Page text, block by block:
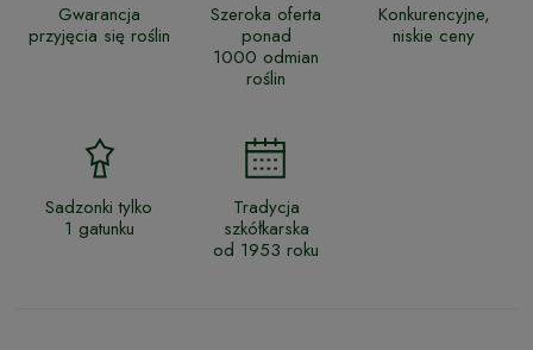
Gwarancja
przyjęcia się roślin
Szeroka oferta
ponad
1000 odmian
roślin
Konkurencyjne,
niskie ceny
Sadzonki tylko
1 gatunku
Tradycja
szkółkarska
od 1953 roku